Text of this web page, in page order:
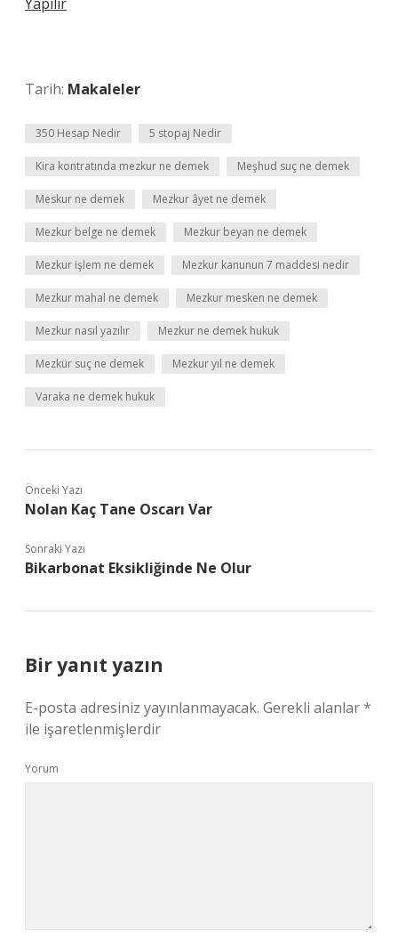
Tarih: Makaleler
350 Hesap Nedir 5 stopaj Nedir
Kira kontratında mezkur ne demek Meşhud suç ne demek
Meskur ne demek Mezkur âyet ne demek
Mezkur belge ne demek Mezkur beyan ne demek
Mezkur işlem ne demek Mezkur kanunun 7 maddesi nedir
Mezkur mahal ne demek Mezkur mesken ne demek
Mezkur nasıl yazılır Mezkur ne demek hukuk
Mezkür suç ne demek Mezkur yıl ne demek
Varaka ne demek hukuk
Önceki Yazı
Nolan Kaç Tane Oscarı Var
Sonraki Yazı
Bikarbonat Eksikliğinde Ne Olur
Bir yanıt yazın
E-posta adresiniz yayınlanmayacak. Gerekli alanlar*
ile işaretlenmişlerdir
Yorum